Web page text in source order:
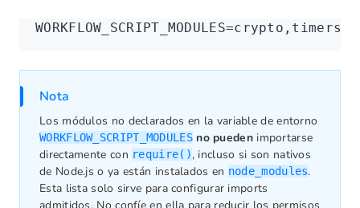
WORKFLOW_SCRIPT_MODULES=
Nota
Los módulos no declarados en la variable de entorno
WORKFLOW_SCRIPT_MODULES no puedenimportarse
directamente con require(), incluso si son nativos
de Node.js o ya están instalados en node_modules.
Esta lista solo sirve para configurar imports